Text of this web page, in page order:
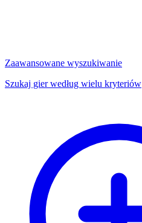
Zaawansowane wyszukiwanie
Szukaj gier według wielu kryteriów